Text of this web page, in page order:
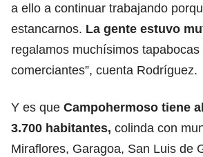
a ello a continuar trabajando
estancarnos. La gente estuvo
regalamos muchísimos
comerciantes”, cuenta Rodríguez.
Y es que Campohermoso tiene
3.700 habitantes, colinda con
Miraflores, Garagoa, San Luis de